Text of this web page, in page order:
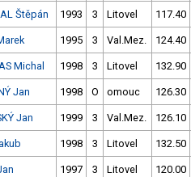
Štěpán 1993 3 Litovel 117.40
1995 3 Val.Mez. 124.40
Michal 1998 3 Litovel 132.90
Jan 1998 O omouc 126.30
Jan 1999 3 Val.Mez. 126.10
1998 3 Litovel 132.50
1997 3 Litovel 120.00